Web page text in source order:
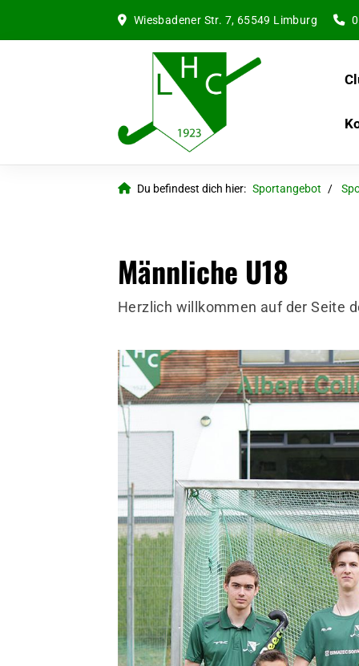
Wiesbadener Str. 7, 65549 Limburg
Du befindest dich hier: Sportangebot
Männliche U18
Herzlich willkommen auf der Seite
Limburger Hockey-Club
e.V.